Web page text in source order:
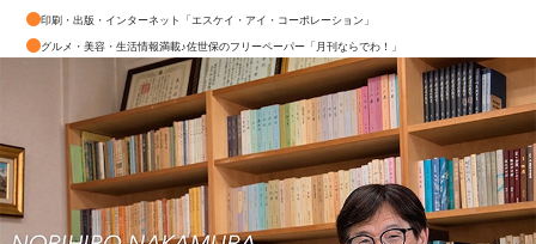
印刷・出版・インターネット「エスケイ・アイ・コーポレーション」
グルメ・美容・生活情報満載♪佐世保のフリーペーパー「月刊ならでわ！」